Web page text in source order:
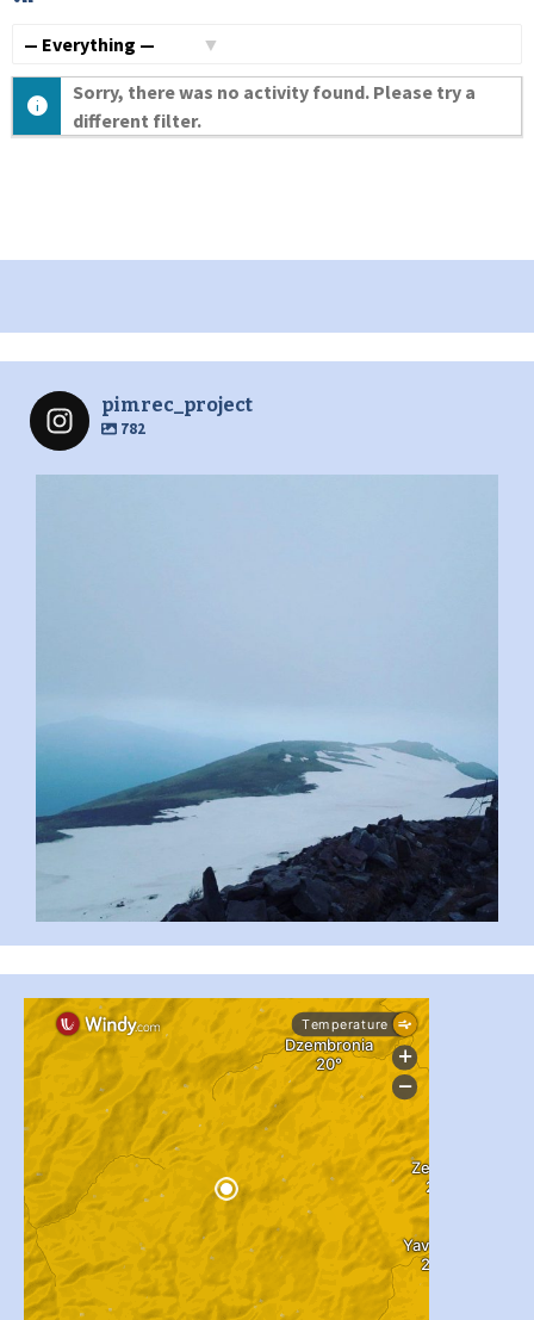
Member
Activities
Sorry, there was no activity found. Please try a
different filter.
pimrec_project
782
...
pimrec_project